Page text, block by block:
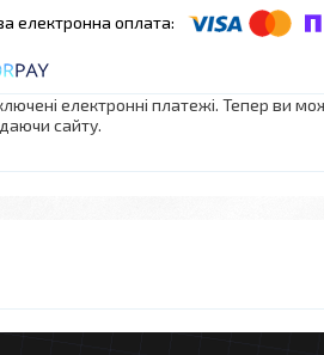
електронні платежі. Тепер ви
сайту.